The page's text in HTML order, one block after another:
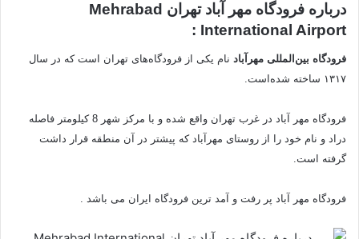
درباره فرودگاه مهر آباد تهران Mehrabad
International Airport :
فرودگاه بین‌المللی مهرآباد نام یکی از فرودگاه‌های تهران است که در سال
۱۳۱۷ ساخته شده‌است.
فرودگاه مهر آباد در غرب تهران واقع شده و با مرکز شهر 8 کیلومتر فاصله
دراد و نام خود را از روستای مهرآباد که پیشتر در آن منطقه قرار داشت
گرفته‌ است.
فرودگاه مهر آباد پر رفت و آمد ترین فرودگاه ایران می باشد .